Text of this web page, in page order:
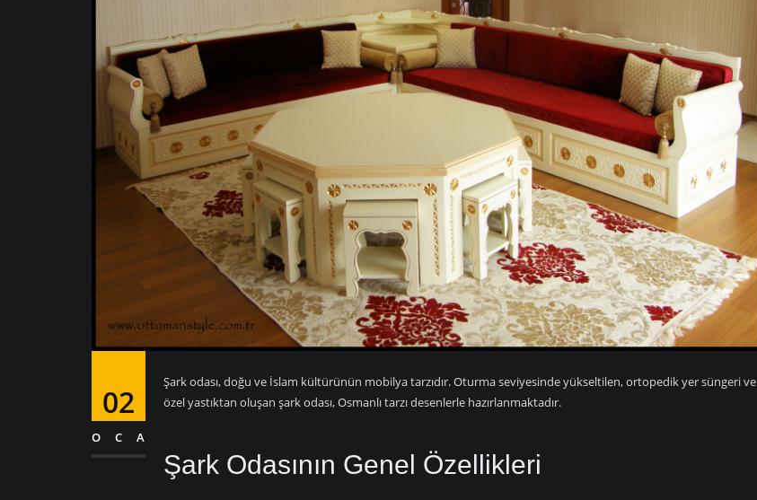
02
OCA
Şark odası, doğu ve İslam kültürünün mobilya tarzıdır. Oturma seviyesinde yükseltilen, ortopedik yer süngeri ve
özel yastıktan oluşan şark odası, Osmanlı tarzı desenlerle hazırlanmaktadır.
Şark Odasının Genel Özellikleri